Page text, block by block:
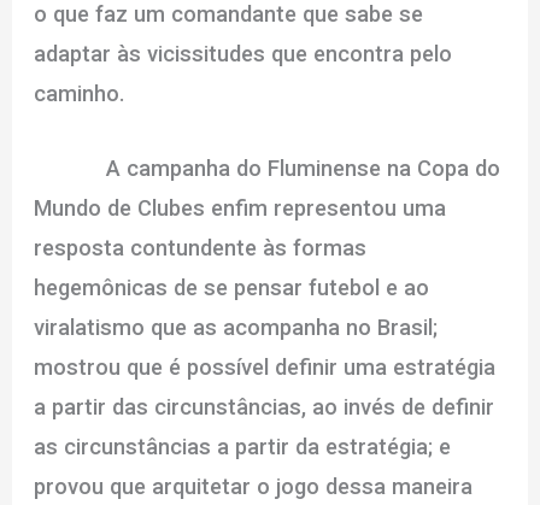
o que faz um comandante que sabe se
adaptar às vicissitudes que encontra pelo
caminho.
A campanha do Fluminense na Copa do
Mundo de Clubes enfim representou uma
resposta contundente às formas
hegemônicas de se pensar futebol e ao
viralatismo que as acompanha no Brasil;
mostrou que é possível definir uma estratégia
a partir das circunstâncias, ao invés de definir
as circunstâncias a partir da estratégia; e
provou que arquitetar o jogo dessa maneira